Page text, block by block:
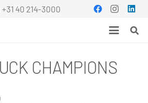
40 214-3000
CHAMPIONS